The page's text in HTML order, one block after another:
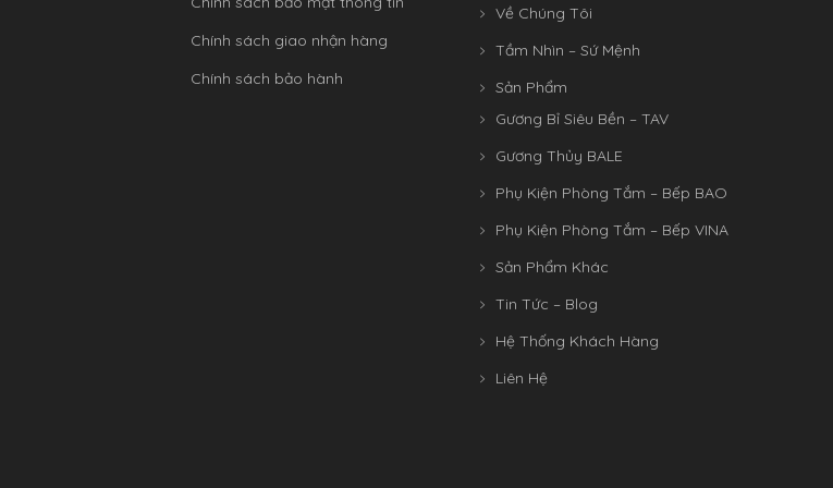
Chính sách giao nhận hàng
Chính sách bảo hành
Về Chúng Tôi
Tầm Nhìn – Sứ Mệnh
Sản Phẩm
Gương Bỉ Siêu Bền – TAV
Gương Thủy BALE
Phụ Kiện Phòng Tắm – Bếp BAO
Phụ Kiện Phòng Tắm – Bếp VINA
Sản Phẩm Khác
Tin Tức – Blog
Hệ Thống Khách Hàng
Liên Hệ